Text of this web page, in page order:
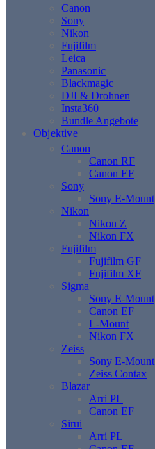
Canon
Sony
Nikon
Fujifilm
Leica
Panasonic
Blackmagic
DJI & Drohnen
Insta360
Bundle Angebote
Objektive
Canon
Canon RF
Canon EF
Sony
Sony E-Mount
Nikon
Nikon Z
Nikon FX
Fujifilm
Fujifilm GF
Fujifilm XF
Sigma
Sony E-Mount
Canon EF
L-Mount
Nikon FX
Zeiss
Sony E-Mount
Zeiss Contax
Blazar
Arri PL
Canon EF
Sirui
Arri PL